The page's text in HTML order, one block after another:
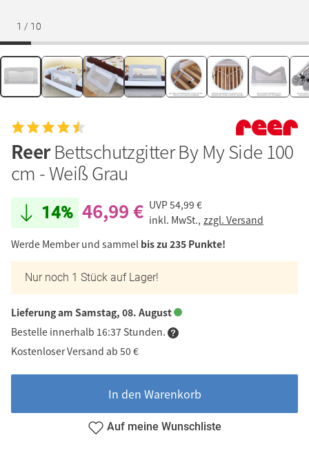
1 / 10
ReerBettschutzgitter By My Side 100
cm - Weiß Grau
14% 46,99 € UVP54,99 €
inkl. MwSt., zzgl. Versand
Werde Member und sammel bis zu 235 Punkte!
Nur noch 1 Stück auf Lager!
Lieferung am Samstag, 08. August
Bestelle innerhalb 16:37 Stunden.
Kostenloser Versand ab 50 €
In den Warenkorb
Auf meine Wunschliste